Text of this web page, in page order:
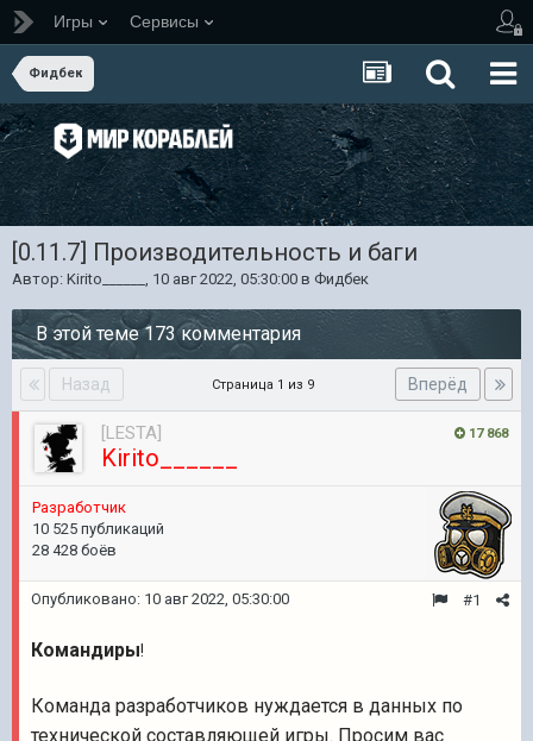
Игры Сервисы
Фидбек
[0.11.7] Производительность и баги
Автор: Kirito______ , 10 авг 2022, 05:30:00 в Фидбек
В этой теме 173 комментария
Назад Вперёд
Страница 1 из 9
17 868
[LESTA]
Kirito______
Разработчик
10 525 публикаций
28 428 боёв
#1
Опубликовано: 10 авг 2022, 05:30:00
Командиры!
Команда разработчиков нуждается в данных по
технической составляющей игры. Просим вас